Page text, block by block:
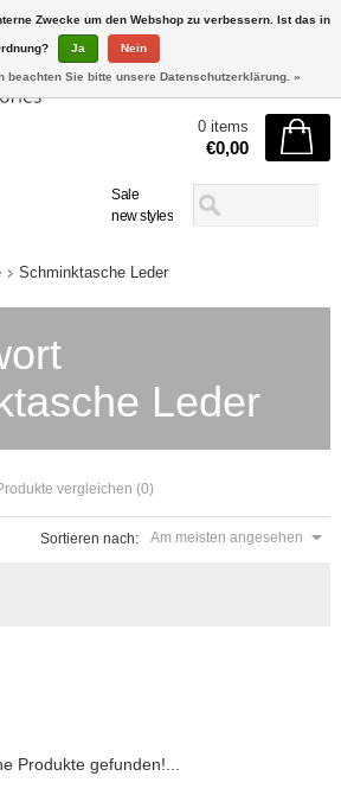
Sale
new styles
0 items
€0,00
Schminktasche Leder
Leder
vergleichen (0)
Sortieren nach: Am meisten angesehen
Produkte gefunden!...
Zwecke um den Webshop zu verbessern. Ist das in
Ja Nein
beachten Sie bitte unsere Datenschutzerklärung. »